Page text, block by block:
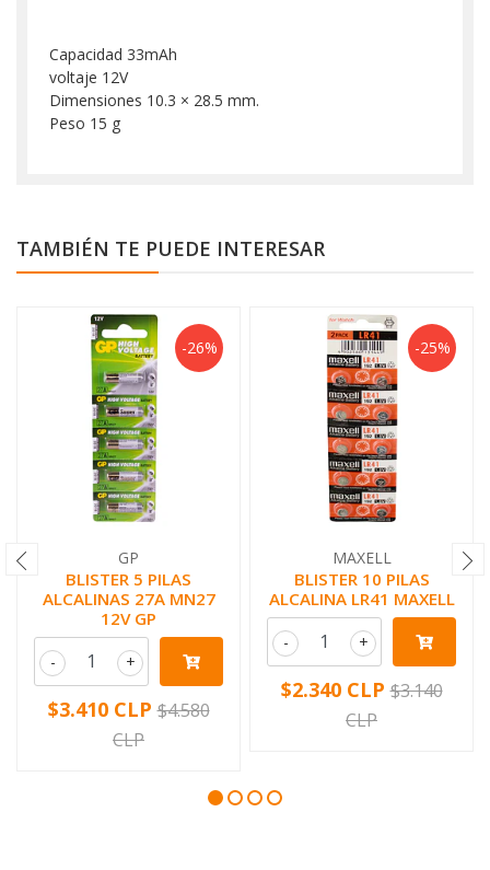
Capacidad 33mAh
voltaje 12V
Dimensiones 10.3 × 28.5 mm.
Peso 15 g
TAMBIÉN TE PUEDE INTERESAR
-26%
GP
BLISTER 5 PILAS
ALCALINAS 27A MN27
12V GP
+
-
$3.410 CLP $4.580
CLP
-25%
MAXELL
BLISTER 10 PILAS
ALCALINA LR41 MAXELL
+
-
$2.340 CLP $3.140
CLP